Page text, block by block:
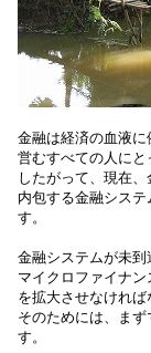
金融は経済の血液
営むすべての人にと
したがって、現在
内包する金融シス
す。
金融システムが未到
マイクロファイナ
を拡大させなければ
そのためには、ま
す。